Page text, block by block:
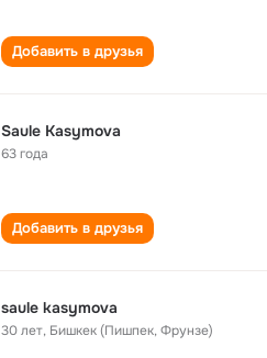
Добавить в друзья
Saule Kasymova
63 года
Добавить в друзья
saule kasymova
30 лет, Бишкек (Пишпек, Фрунзе)